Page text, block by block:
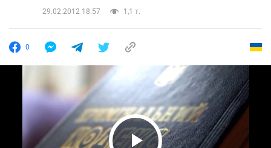
29.02.2012 18:57
1,1 т.
0